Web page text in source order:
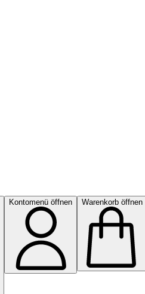
Kontomenü öffnen Warenkorb öffnen